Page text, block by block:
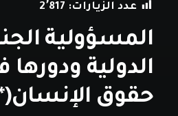
عدد الزيارات: 2٬817
المسؤولية
الدولية ودورها
حقوق